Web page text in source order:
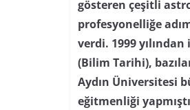
gösteren çeşitli
profesyonelliğe
verdi. 1999
(Bilim Tarihi),
Aydın Üniversitesi
eğitmenliği